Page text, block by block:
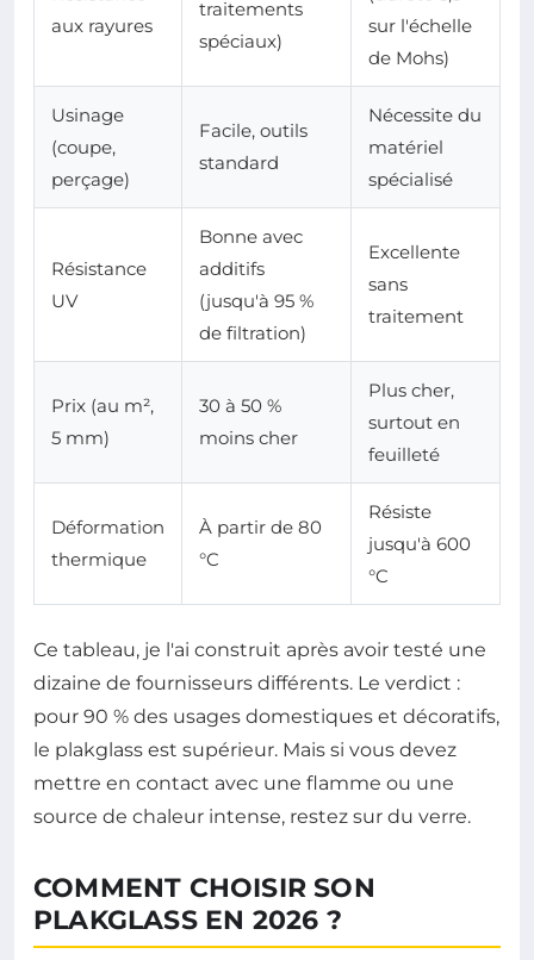
aux rayures
traitements
spéciaux)
sur l'échelle
de Mohs)
Usinage
(coupe,
perçage)
Facile, outils
standard
Nécessite du
matériel
spécialisé
Résistance
UV
Bonne avec
additifs
(jusqu'à 95 %
de filtration)
Excellente
sans
traitement
Prix (au m²,
5 mm)
30 à 50 %
moins cher
Plus cher,
surtout en
feuilleté
Déformation
thermique
À partir de 80
°C
Résiste
jusqu'à 600
°C
Ce tableau, je l'ai construit après avoir testé une
dizaine de fournisseurs différents. Le verdict :
pour 90 % des usages domestiques et décoratifs,
le plakglass est supérieur. Mais si vous devez
mettre en contact avec une flamme ou une
source de chaleur intense, restez sur du verre.
COMMENT CHOISIR SON
PLAKGLASS EN 2026 ?